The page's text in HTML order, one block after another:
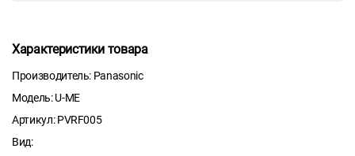
Характеристики товара
Производитель: Panasonic
Модель: U-ME
Артикул: PVRF005
Вид: